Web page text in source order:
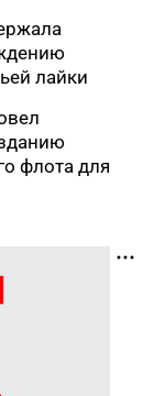
лайки
флота для
в Якутске
заявлений
в